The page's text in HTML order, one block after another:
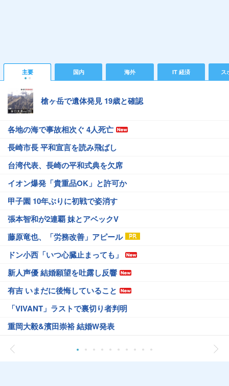
主要 国内 海外 IT 経済 ス
槍ヶ岳で遺体発見 19歳と確認
各地の海で事故相次ぐ 4人死亡
長崎市長 平和宣言を読み飛ばし
台湾代表、長崎の平和式典を欠席
イオン爆発「貴重品OK」と許可か
甲子園 10年ぶりに初戦で姿消す
張本智和が2連覇 妹とアベックV
藤原竜也、「労務改善」アピール
ドン小西「いつ心臓止まっても」
新人声優 結婚願望を吐露し反響
有吉 いまだに後悔していること
「VIVANT」ラストで裏切り者判明
重岡大毅&濱田崇裕 結婚W発表